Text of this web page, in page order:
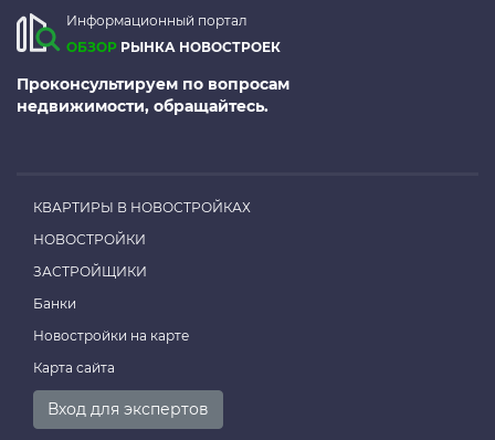
Информационный портал
ОБЗОР РЫНКА НОВОСТРОЕК
Проконсультируем по вопросам
недвижимости, обращайтесь.
КВАРТИРЫ В НОВОСТРОЙКАХ
НОВОСТРОЙКИ
ЗАСТРОЙЩИКИ
Банки
Новостройки на карте
Карта сайта
Вход для экспертов